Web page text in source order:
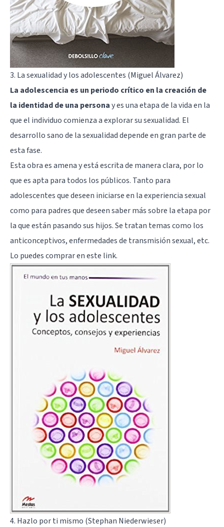
3. La sexualidad y los adolescentes (Miguel Álvarez)
La adolescencia es un periodo crítico en la creación de
la identidad de una personay es una etapa de la vida en la
que el individuo comienza a explorar su sexualidad. El
desarrollo sano de la sexualidad depende en gran parte de
esta fase.
Esta obra es amena y está escrita de manera clara, por lo
que es apta para todos los públicos. Tanto para
adolescentes que deseen iniciarse en la experiencia sexual
como para padres que deseen saber más sobre la etapa por
la que están pasando sus hijos. Se tratan temas como los
anticonceptivos, enfermedades de transmisión sexual, etc.
Lo puedes comprar eneste link.
4. Hazlo por ti mismo (Stephan Niederwieser)